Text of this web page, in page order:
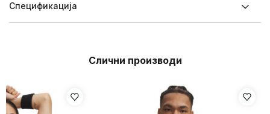
Спецификацијa
Слични производи